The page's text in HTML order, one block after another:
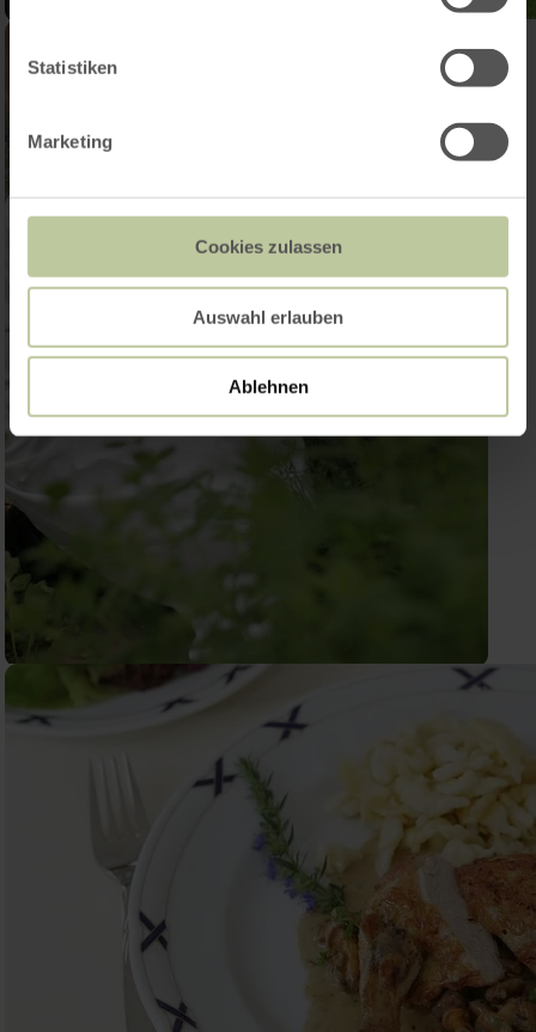
Statistiken
Marketing
Cookies zulassen
Auswahl erlauben
Ablehnen